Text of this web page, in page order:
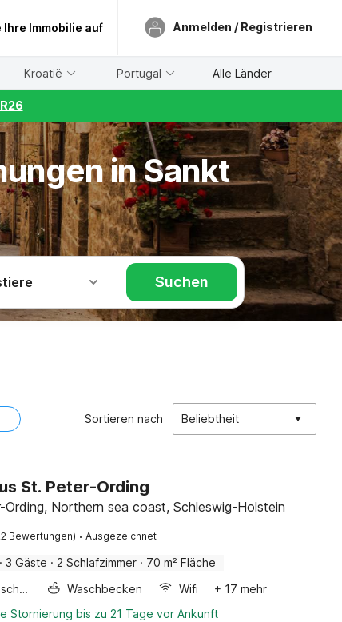
Ihre Immobilie auf Anmelden / Registrieren
Kroatië Portugal Alle Länder
in Sankt
Suchen
Sortieren nach Beliebtheit
St. Peter-Ording
Ording, Northern sea coast, Schleswig-Holstein
Bewertungen) · Ausgezeichnet
· 3 Gäste · 2 Schlafzimmer · 70 m² Fläche
Waschmaschine
Waschbecken Wifi
+ 17 mehr
Stornierung bis zu 21 Tage vor Ankunft